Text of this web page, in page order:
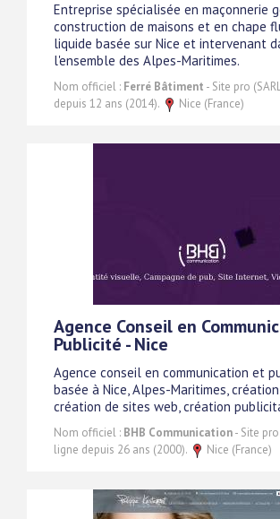
Entreprise spécialisée en maçonnerie
construction de maisons et en chape
liquide basée sur Nice et intervenant
l'ensemble des Alpes-Maritimes.
Nom officiel : Ferré Bâtiment - Site pro
depuis 12 ans (2014).
Nice (France)
Agence Conseil en
Publicité - Nice
Agence conseil en communication et
basée à Nice, Alpes-Maritimes,
création de sites web, création
Nom officiel : BHB Communication- Site pro
ligne depuis 26 ans (2000).
Nice (France)